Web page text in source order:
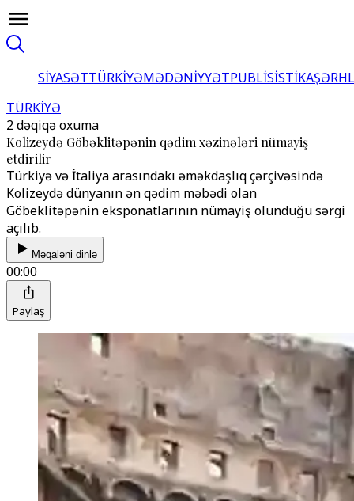
SİYASƏTTÜRKİYƏMƏDƏNİYYƏTPUBLİSİSTİKA
TÜRKİYƏ
2 dəqiqə oxuma
Kolizeydə Göbəklitəpənin qədim xəzinələri nümayiş
etdirilir
Türkiyə və İtaliya arasındakı əməkdaşlıq çərçivəsində
Kolizeydə dünyanın ən qədim məbədi olan
Göbeklitəpənin eksponatlarının nümayiş olunduğu sərgi
açılıb.
Məqaləni dinlə
00:00
Paylaş